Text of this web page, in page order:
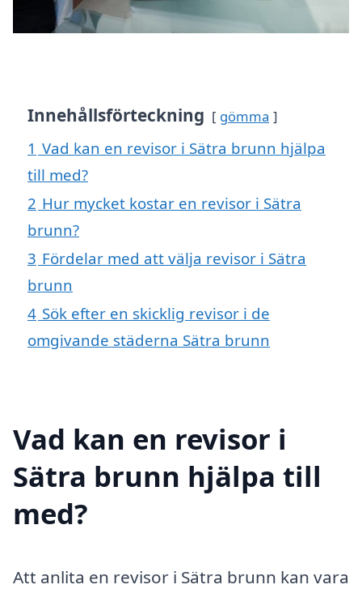
Innehållsförteckning gömma
1 Vad kan en revisor i Sätra brunn hjälpa
till med?
2 Hur mycket kostar en revisor i Sätra
brunn?
3 Fördelar med att välja revisor i Sätra
brunn
4 Sök efter en skicklig revisor i de
omgivande städerna Sätra brunn
Vad kan en revisor i
Sätra brunn hjälpa till
med?
Att anlita en revisor i Sätra brunn kan vara